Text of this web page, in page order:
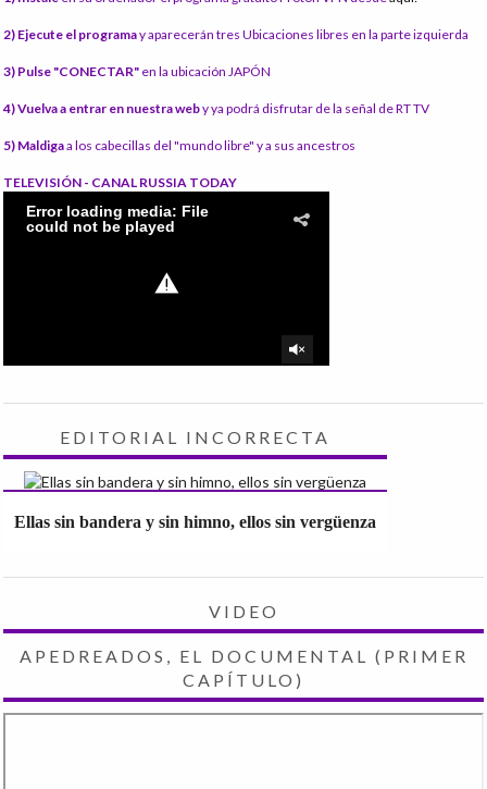
2) Ejecute el programay aparecerán tres Ubicaciones libres en la parte izquierda
3) Pulse "CONECTAR" en la ubicación JAPÓN
4) Vuelva a entrar en nuestra weby ya podrá disfrutar de la señal de RT TV
5) Maldigaa los cabecillas del "mundo libre" y a sus ancestros
TELEVISIÓN - CANAL RUSSIA TODAY
EDITORIAL INCORRECTA
Ellas sin bandera y sin himno, ellos sin vergüenza
VIDEO
APEDREADOS, EL DOCUMENTAL (PRIMER
CAPÍTULO)